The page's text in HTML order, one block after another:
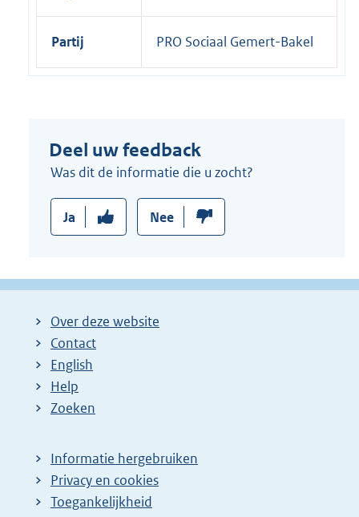
Partij PRO Sociaal Gemert-Bakel
Deel uw feedback
Was dit de informatie die u zocht?
Ja Nee
Over deze website
Contact
English
Help
Zoeken
Informatie hergebruiken
Privacy en cookies
Toegankelijkheid